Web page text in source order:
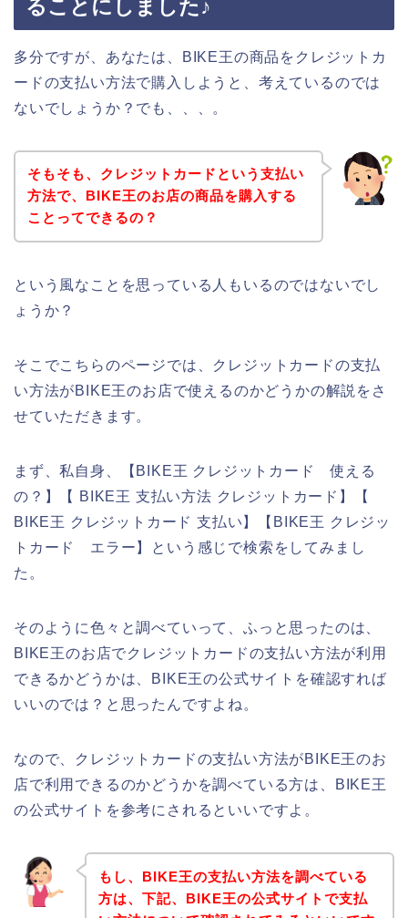
ることにしました♪
多分ですが、あなたは、BIKE王の商品をクレジットカ
ードの支払い方法で購入しようと、考えているのでは
ないでしょうか？でも、、、。
そもそも、クレジットカードという支払い
方法で、BIKE王のお店の商品を購入する
ことってできるの？
という風なことを思っている人もいるのではないでし
ょうか？
そこでこちらのページでは、クレジットカードの支払
い方法がBIKE王のお店で使えるのかどうかの解説をさ
せていただきます。
まず、私自身、【BIKE王 クレジットカード 使える
の？】【 BIKE王 支払い方法 クレジットカード】【
BIKE王 クレジットカード 支払い】【BIKE王 クレジッ
トカード エラー】という感じで検索をしてみまし
た。
そのように色々と調べていって、ふっと思ったのは、
BIKE王のお店でクレジットカードの支払い方法が利用
できるかどうかは、BIKE王の公式サイトを確認すれば
いいのでは？と思ったんですよね。
なので、クレジットカードの支払い方法がBIKE王のお
店で利用できるのかどうかを調べている方は、BIKE王
の公式サイトを参考にされるといいですよ。
もし、BIKE王の支払い方法を調べている
方は、下記、BIKE王の公式サイトで支払